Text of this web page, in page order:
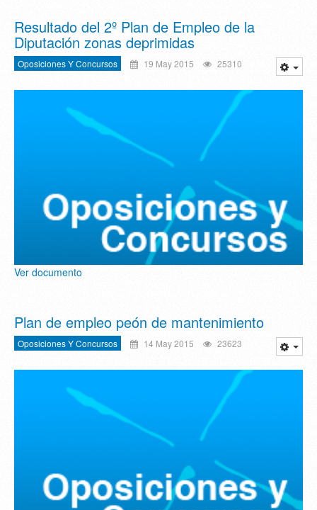
Resultado del 2º Plan de Empleo de la
Diputación zonas deprimidas
Oposiciones Y Concursos 19 May 2015 25310
Ver documento
Plan de empleo peón de mantenimiento
Oposiciones Y Concursos 14 May 2015 23623